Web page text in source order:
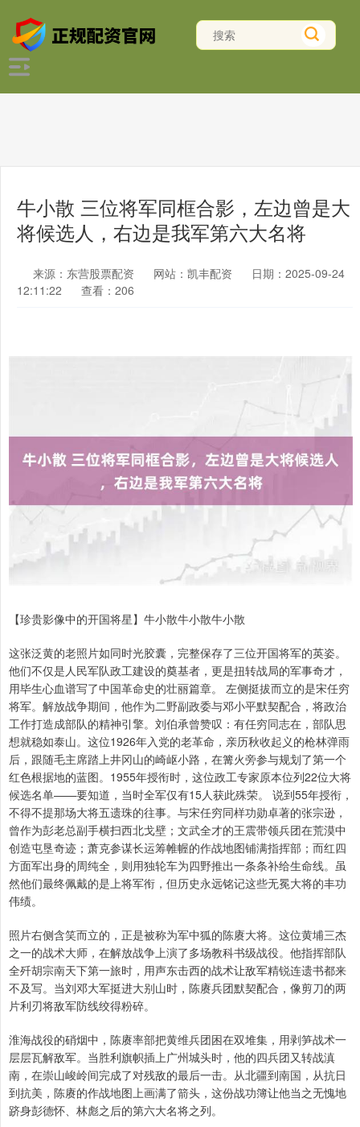
牛小散 三位将军同框合影，左边曾是大
将候选人，右边是我军第六大名将
来源：东营股票配资 网站：凯丰配资
日期：2025-09-24
12:11:22
查看：206
【珍贵影像中的开国将星】牛小散牛小散牛小散
这张泛黄的老照片如同时光胶囊，完整保存了三位开国将军的英姿。
他们不仅是人民军队政工建设的奠基者，更是扭转战局的军事奇才，
用毕生心血谱写了中国革命史的壮丽篇章。 左侧挺拔而立的是宋任穷
将军。解放战争期间，他作为二野副政委与邓小平默契配合，将政治
工作打造成部队的精神引擎。刘伯承曾赞叹：有任穷同志在，部队思
想就稳如泰山。这位1926年入党的老革命，亲历秋收起义的枪林弹雨
后，跟随毛主席踏上井冈山的崎岖小路，在篝火旁参与规划了第一个
红色根据地的蓝图。1955年授衔时，这位政工专家原本位列22位大将
候选名单——要知道，当时全军仅有15人获此殊荣。 说到55年授衔，
不得不提那场大将五遗珠的往事。与宋任穷同样功勋卓著的张宗逊，
曾作为彭老总副手横扫西北戈壁；文武全才的王震带领兵团在荒漠中
创造屯垦奇迹；萧克参谋长运筹帷幄的作战地图铺满指挥部；而红四
方面军出身的周纯全，则用独轮车为四野推出一条条补给生命线。虽
然他们最终佩戴的是上将军衔，但历史永远铭记这些无冕大将的丰功
伟绩。
照片右侧含笑而立的，正是被称为军中狐的陈赓大将。这位黄埔三杰
之一的战术大师，在解放战争上演了多场教科书级战役。他指挥部队
全歼胡宗南天下第一旅时，用声东击西的战术让敌军精锐连遗书都来
不及写。当刘邓大军挺进大别山时，陈赓兵团默契配合，像剪刀的两
片利刃将敌军防线绞得粉碎。
淮海战役的硝烟中，陈赓率部把黄维兵团困在双堆集，用剥笋战术一
层层瓦解敌军。当胜利旗帜插上广州城头时，他的四兵团又转战滇
南，在崇山峻岭间完成了对残敌的最后一击。从北疆到南国，从抗日
到抗美，陈赓的作战地图上画满了箭头，这份战功簿让他当之无愧地
跻身彭德怀、林彪之后的第六大名将之列。